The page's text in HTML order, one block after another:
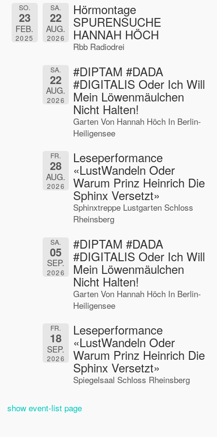
SO.
23
FEB.
2025
SA.
22
AUG.
2026
Hörmontage
SPURENSUCHE
HANNAH HÖCH
Rbb Radiodrei
SA.
22
AUG.
2026
#DIPTAM #DADA
#DIGITALIS Oder Ich Will
Mein Löwenmäulchen
Nicht Halten!
Garten Von Hannah Höch In Berlin-
Heiligensee
FR.
28
AUG.
2026
Leseperformance
«LustWandeln Oder
Warum Prinz Heinrich Die
Sphinx Versetzt»
Sphinxtreppe Lustgarten Schloss
Rheinsberg
SA.
05
SEP.
2026
#DIPTAM #DADA
#DIGITALIS Oder Ich Will
Mein Löwenmäulchen
Nicht Halten!
Garten Von Hannah Höch In Berlin-
Heiligensee
FR.
18
SEP.
2026
Leseperformance
«LustWandeln Oder
Warum Prinz Heinrich Die
Sphinx Versetzt»
Spiegelsaal Schloss Rheinsberg
show event-list page